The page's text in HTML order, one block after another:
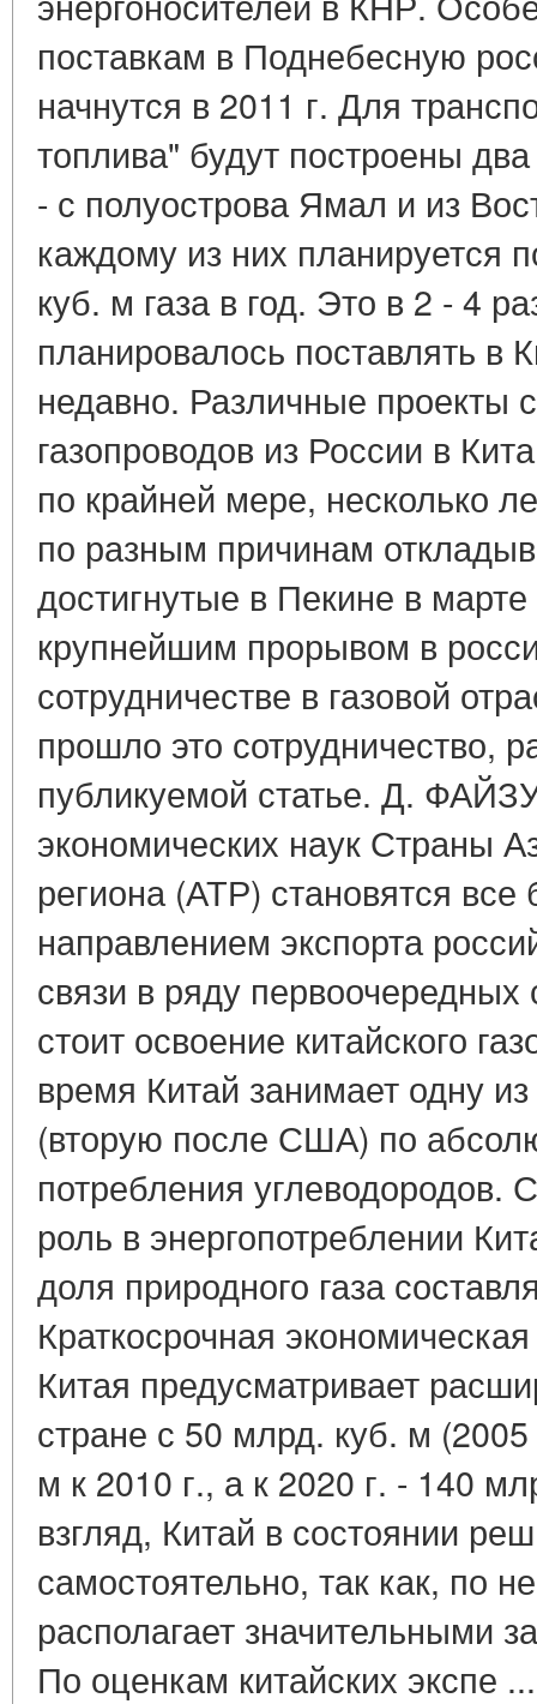
поставкам в Поднебесную
начнутся в 2011 г. Для
топлива" будут построены
- с полуострова Ямал и из
каждому из них планируется
куб. м газа в год. Это в 2 - 4
планировалось поставлять в
недавно. Различные проекты
газопроводов из России в
по крайней мере, несколько
по разным причинам
достигнутые в Пекине в
крупнейшим прорывом в
сотрудничестве в газовой
прошло это сотрудничество,
публикуемой статье. Д.
экономических наук Страны
региона (АТР) становятся
направлением экспорта
связи в ряду первоочередных
стоит освоение китайского
время Китай занимает одну
(вторую после США) по
потребления
роль в энергопотреблении
доля природного газа
Краткосрочная
Китая предусматривает
стране с 50 млрд. куб. м
м к 2010 г., а к 2020 г. - 140
взгляд, Китай в состоянии
самостоятельно, так как, по
располагает значительными
По оценкам китайских экспе